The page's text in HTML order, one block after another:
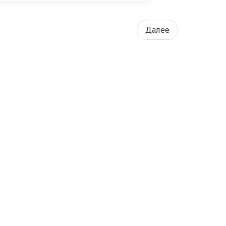
Далее